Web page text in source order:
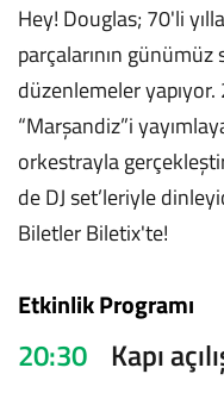
Hey! Douglas; 70'li
parçalarının
düzenlemeler
“Marşandiz”i
orkestrayla
de DJ set’leriyle
Biletler Biletix'te!
Etkinlik Programı
20:30 Kapı